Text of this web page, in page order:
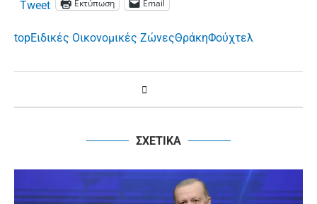
Tweet Εκτύπωση Email
topΕιδικές Οικονομικές ΖώνεςΘράκηΦούχτελ
ΣΧΕΤΙΚΑ